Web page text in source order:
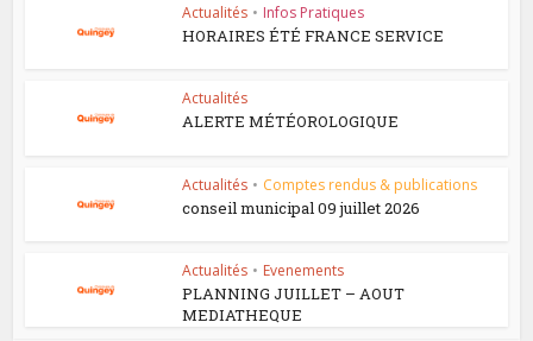
Actualités • Infos Pratiques
HORAIRES ÉTÉ FRANCE SERVICE
Actualités
ALERTE MÉTÉOROLOGIQUE
Actualités • Comptes rendus & publications
conseil municipal 09 juillet 2026
Actualités • Evenements
PLANNING JUILLET – AOUT
MEDIATHEQUE